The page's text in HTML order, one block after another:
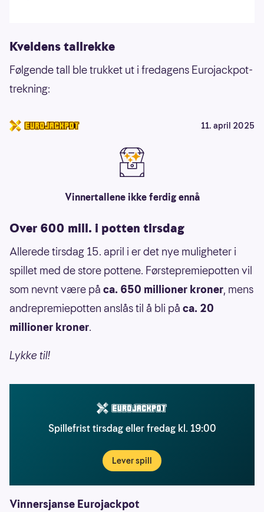
Kveldens tallrekke
Følgende tall ble trukket ut i fredagens Eurojackpot-
trekning:
11. april 2025
Vinnertallene ikke ferdig ennå
Over 600 mill. i potten tirsdag
Allerede tirsdag 15. april i er det nye muligheter i
spillet med de store pottene. Førstepremiepotten vil
som nevnt være på ca. 650 millioner kroner, mens
andrepremiepotten anslås til å bli på ca. 20
millioner kroner.
Lykke til!
Spillefrist tirsdag eller fredag kl. 19:00
Lever spill
Vinnersjanse Eurojackpot